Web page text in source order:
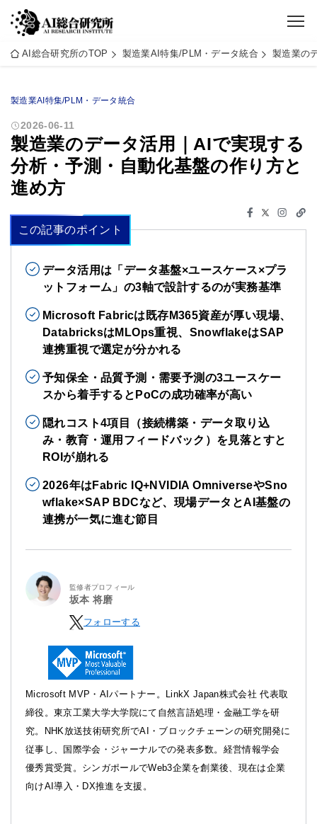
AI総合研究所のTOP 製造業AI特集/PLM・データ統合 製造業の
製造業AI特集/PLM・データ統合
2026-06-11
製造業のデータ活用｜AIで実現する
分析・予測・自動化基盤の作り方と
進め方
この記事のポイント
データ活用は「データ基盤×ユースケース×プラ
ットフォーム」の3軸で設計するのが実務基準
Microsoft Fabricは既存M365資産が厚い現場、
DatabricksはMLOps重視、SnowflakeはSAP
連携重視で選定が分かれる
予知保全・品質予測・需要予測の3ユースケー
スから着手するとPoCの成功確率が高い
隠れコスト4項目（接続構築・データ取り込
み・教育・運用フィードバック）を見落とすと
ROIが崩れる
2026年はFabric IQ+NVIDIA OmniverseやSno
wflake×SAP BDCなど、現場データとAI基盤の
連携が一気に進む節目
監修者プロフィール
坂本 将磨
フォローする
Microsoft MVP・AIパートナー。LinkX Japan株式会社 代表取
締役。東京工業大学大学院にて自然言語処理・金融工学を研
究。NHK放送技術研究所でAI・ブロックチェーンの研究開発に
従事し、国際学会・ジャーナルでの発表多数。経営情報学会
優秀賞受賞。シンガポールでWeb3企業を創業後、現在は企業
向けAI導入・DX推進を支援。